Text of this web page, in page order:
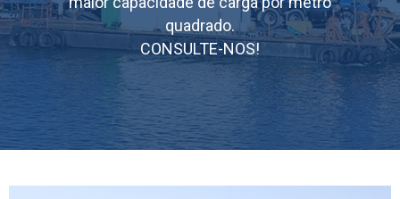
quadrado.
CONSULTE-NOS!